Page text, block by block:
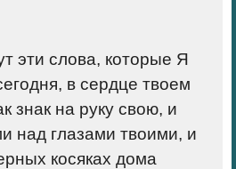
эти слова, которые Я
в сердце твоем
знак на руку свою, и
над глазами твоими, и
косяках дома